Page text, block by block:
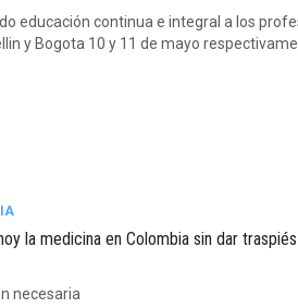
educación continua e integral a los
y Bogota 10 y 11 de mayo
la medicina en Colombia sin dar
necesaria